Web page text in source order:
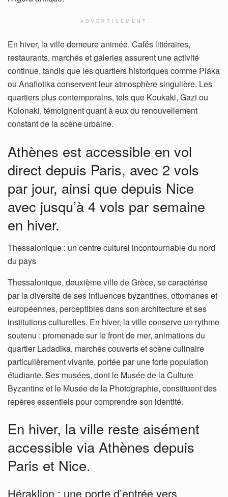
ADVERTISEMENT
En hiver, la ville demeure animée. Cafés littéraires,
restaurants, marchés et galeries assurent une activité
continue, tandis que les quartiers historiques comme Pláka
ou Anafiotika conservent leur atmosphère singulière. Les
quartiers plus contemporains, tels que Koukaki, Gazi ou
Kolonaki, témoignent quant à eux du renouvellement
constant de la scène urbaine.
Athènes est accessible en vol
direct depuis Paris, avec 2 vols
par jour, ainsi que depuis Nice
avec jusqu’à 4 vols par semaine
en hiver.
Thessalonique : un centre culturel incontournable du nord
du pays
Thessalonique, deuxième ville de Grèce, se caractérise
par la diversité de ses influences byzantines, ottomanes et
européennes, perceptibles dans son architecture et ses
institutions culturelles. En hiver, la ville conserve un rythme
soutenu : promenade sur le front de mer, animations du
quartier Ladadika, marchés couverts et scène culinaire
particulièrement vivante, portée par une forte population
étudiante. Ses musées, dont le Musée de la Culture
Byzantine et le Musée de la Photographie, constituent des
repères essentiels pour comprendre son identité.
En hiver, la ville reste aisément
accessible via Athènes depuis
Paris et Nice.
Héraklion : une porte d’entrée vers